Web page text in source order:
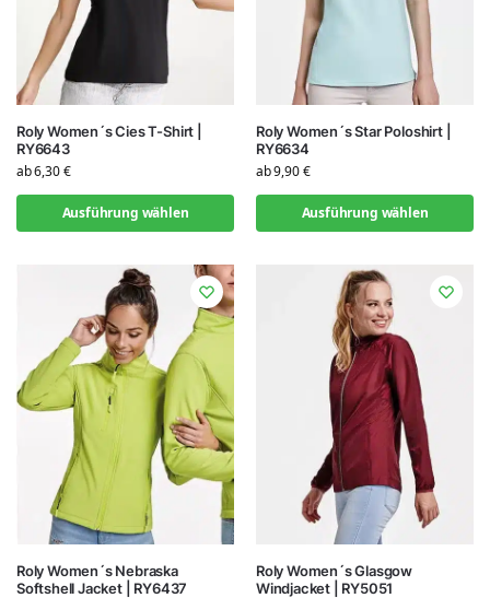
Roly Women´s Cies T-Shirt |
RY6643
ab6,30€
Ausführung wählen
Roly Women´s Star Poloshirt |
RY6634
ab9,90€
Ausführung wählen
Roly Women´s Nebraska
Softshell Jacket | RY6437
Roly Women´s Glasgow
Windjacket | RY5051